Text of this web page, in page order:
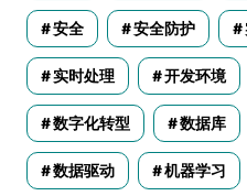
安全 安全防护
实时处理 开发环境
数字化转型 数据库
数据驱动 机器学习